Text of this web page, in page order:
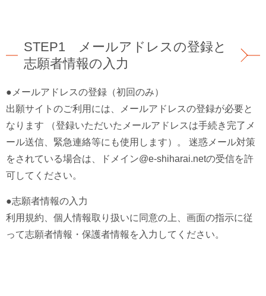
STEP1 メールアドレスの登録と
志願者情報の入力
●メールアドレスの登録（初回のみ）
出願サイトのご利用には、メールアドレスの登録が必要と
なります （登録いただいたメールアドレスは手続き完了メ
ール送信、緊急連絡等にも使用します）。 迷惑メール対策
をされている場合は、ドメイン@e-shiharai.netの受信を許
可してください。
●志願者情報の入力
利用規約、個人情報取り扱いに同意の上、画面の指示に従
って志願者情報・保護者情報を入力してください。